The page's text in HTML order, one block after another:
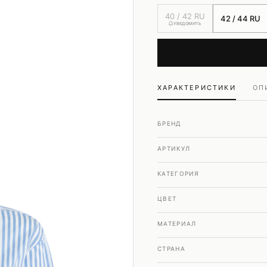
40 / 42 RU
УВЕДОМИТЬ 42 / 44 RU
ХАРАКТЕРИСТИКИ
БРЕНД
АРТИКУЛ
КАТЕГОРИЯ
ЦВЕТ
МАТЕРИАЛ
СТРАНА